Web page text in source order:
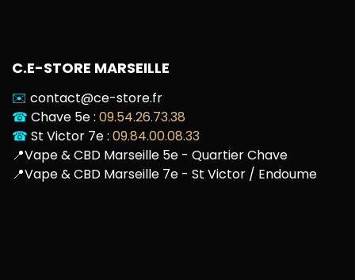
C.E-STORE MARSEILLE
✉️ contact@ce-store.fr
☎ Chave 5e : 09.54.26.73.38
☎ St Victor 7e : 09.84.00.08.33
📍Vape & CBD Marseille 5e - Quartier Chave
📍Vape & CBD Marseille 7e - St Victor / Endoume